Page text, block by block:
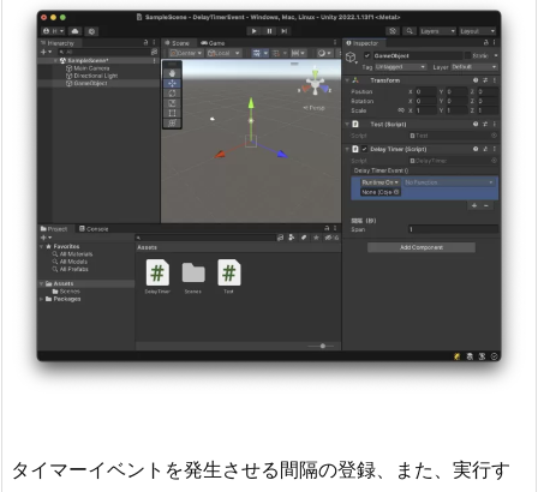
ー
ム
中
タイマーイベントを発生させる間隔の登録、また、実行す